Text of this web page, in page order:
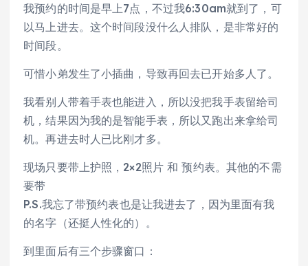
我预约的时间是早上7点，不过我6:30am就到了，可
以马上进去。这个时间段没什么人排队，是非常好的
时间段。
可惜小弟发生了小插曲，导致再回去已开始多人了。
我看别人带着手表也能进入，所以没把我手表留给司
机，结果因为我的是智能手表，所以又跑出来拿给司
机。再进去时人已比刚才多。
现场只要带上护照，2×2照片 和 预约表。其他的不需
要带
P.S.我忘了带预约表也是让我进去了，因为里面有我
的名字（还挺人性化的）。
到里面后有三个步骤窗口：